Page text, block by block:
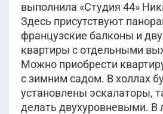
выполнила «Студия 44»
Здесь присутствуют
французские балконы и
квартиры с отдельными
Можно приобрести
с зимним садом. В холлах
установлены эскалаторы,
делать двухуровневыми. В